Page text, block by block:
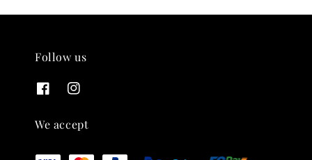
Follow us
We accept